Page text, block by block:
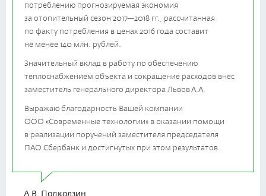
потреблению прогнозируемая экономия
за отопительный сезон 2017—2018 гг. , рассчитанная
по факту потребления в ценах 2016 года составит
не менее 140 млн. рублей.
Значительный вклад в работу по обеспечению
теплоснабжением объекта и сокращение расходов внес
заместитель генерального директора Львов А.А.
Выражаю благодарность Вашей компании
ООО «Современные технологии» в оказании помощи
в реализации поручений заместителя председателя
ПАО Сбербанк и достигнутых при этом результатов.
А.В. Подколзин